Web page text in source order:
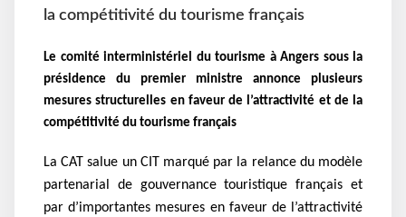
la compétitivité du tourisme français
Le comité interministériel du tourisme à Angers sous la
présidence du premier ministre annonce plusieurs
mesures structurelles en faveur de l’attractivité et de la
compétitivité du tourisme français
La CAT salue un CIT marqué par la relance du modèle
partenarial de gouvernance touristique français et
par d’importantes mesures en faveur de l’attractivité